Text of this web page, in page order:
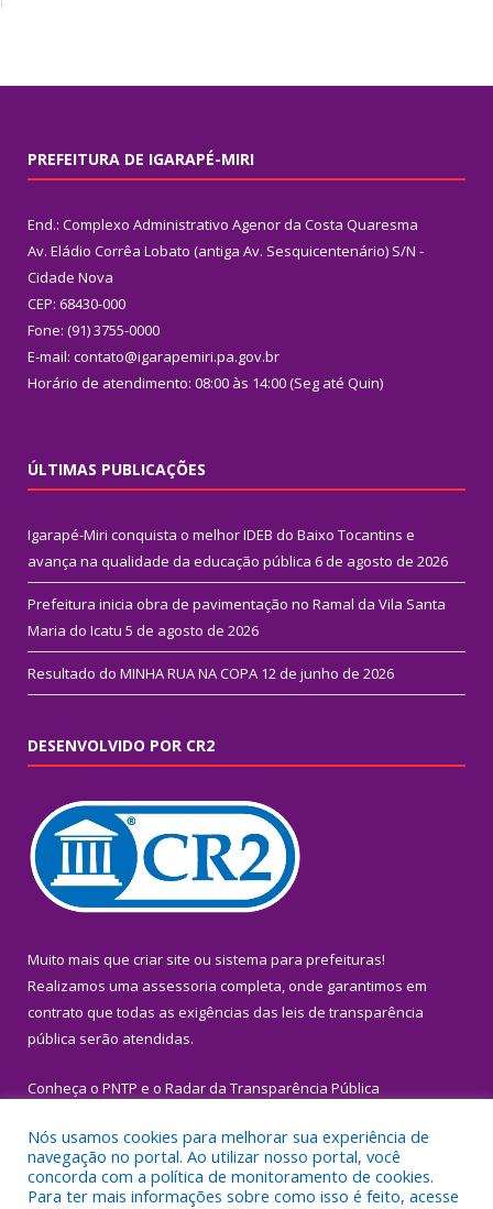
PREFEITURA DE IGARAPÉ-MIRI
End.: Complexo Administrativo Agenor da Costa Quaresma
Av. Eládio Corrêa Lobato (antiga Av. Sesquicentenário) S/N -
Cidade Nova
CEP: 68430-000
Fone: (91) 3755-0000
E-mail: contato@igarapemiri.pa.gov.br
Horário de atendimento: 08:00 às 14:00 (Seg até Quin)
ÚLTIMAS PUBLICAÇÕES
Igarapé-Miri conquista o melhor IDEB do Baixo Tocantins e
avança na qualidade da educação pública 6 de agosto de 2026
Prefeitura inicia obra de pavimentação no Ramal da Vila Santa
Maria do Icatu 5 de agosto de 2026
Resultado do MINHA RUA NA COPA 12 de junho de 2026
DESENVOLVIDO POR CR2
Muito mais que criar site ou sistema para prefeituras!
Realizamos uma assessoria completa, onde garantimos em
contrato que todas as exigências das leis de transparência
pública serão atendidas.
Conheça o PNTP e o Radar da Transparência Pública
Todos os direitos reservados a Prefeitura Municipal de Igarapé-
Nós usamos cookies para melhorar sua experiência de
navegação no portal. Ao utilizar nosso portal, você
concorda com a política de monitoramento de cookies.
Para ter mais informações sobre como isso é feito, acesse